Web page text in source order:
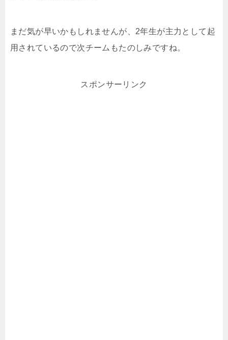
まだ気が早いかもしれませんが、2年生が主力として起
用されているので次チームもたのしみですね。
スポンサーリンク